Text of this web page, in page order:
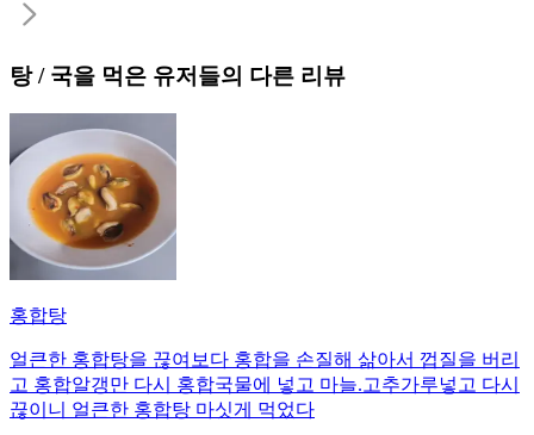
탕 / 국을 먹은 유저들의 다른 리뷰
홍합탕
얼큰한 홍합탕을 끊여보다 홍합을 손질해 삶아서 껍질을 버리
고 홍합알갱만 다시 홍합국물에 넣고 마늘.고추가루넣고 다시
끊이니 얼큰한 홍합탕 마싯게 먹었다